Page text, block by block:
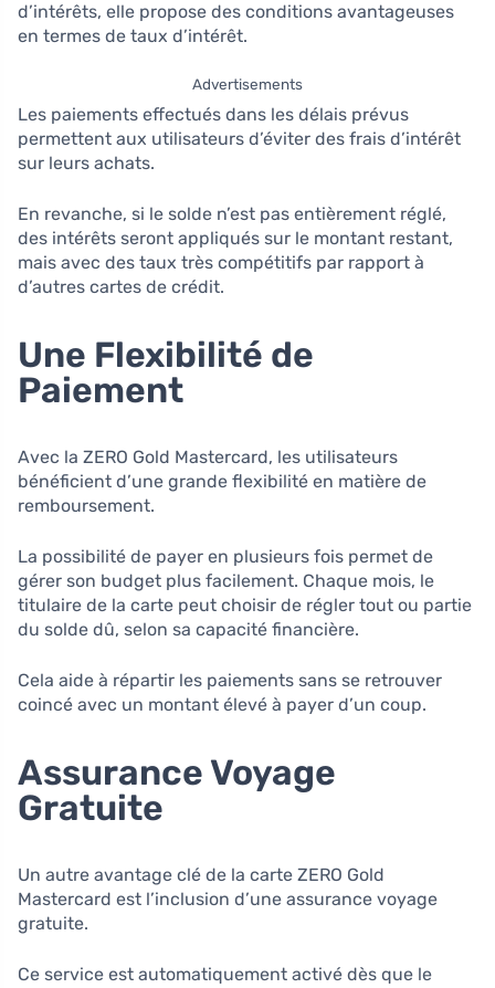
d’intérêts, elle propose des conditions avantageuses
en termes de taux d’intérêt.
Advertisements
Les paiements effectués dans les délais prévus
permettent aux utilisateurs d’éviter des frais d’intérêt
sur leurs achats.
En revanche, si le solde n’est pas entièrement réglé,
des intérêts seront appliqués sur le montant restant,
mais avec des taux très compétitifs par rapport à
d’autres cartes de crédit.
Une Flexibilité de
Paiement
Avec la ZERO Gold Mastercard, les utilisateurs
bénéficient d’une grande flexibilité en matière de
remboursement.
La possibilité de payer en plusieurs fois permet de
gérer son budget plus facilement. Chaque mois, le
titulaire de la carte peut choisir de régler tout ou partie
du solde dû, selon sa capacité financière.
Cela aide à répartir les paiements sans se retrouver
coincé avec un montant élevé à payer d’un coup.
Assurance Voyage
Gratuite
Un autre avantage clé de la carte ZERO Gold
Mastercard est l’inclusion d’une assurance voyage
gratuite.
Ce service est automatiquement activé dès que le